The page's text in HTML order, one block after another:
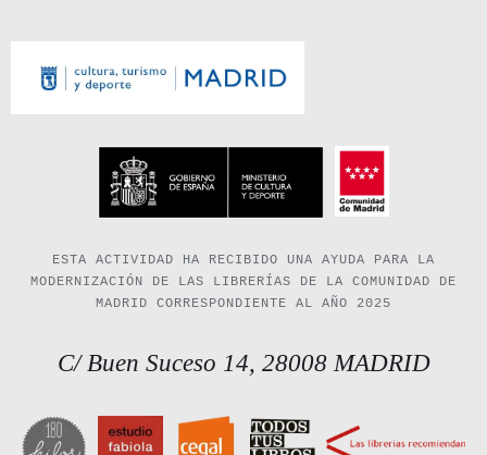
ESTA ACTIVIDAD HA RECIBIDO UNA AYUDA PARA LA
MODERNIZACIÓN DE LAS LIBRERÍAS DE LA COMUNIDAD DE
MADRID CORRESPONDIENTE AL AÑO 2025
C/ Buen Suceso 14, 28008 MADRID